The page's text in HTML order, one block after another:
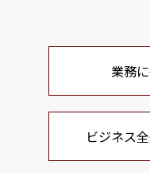
業務
ビジネス